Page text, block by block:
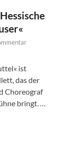
ist
das der
Choreograf
bringt. …